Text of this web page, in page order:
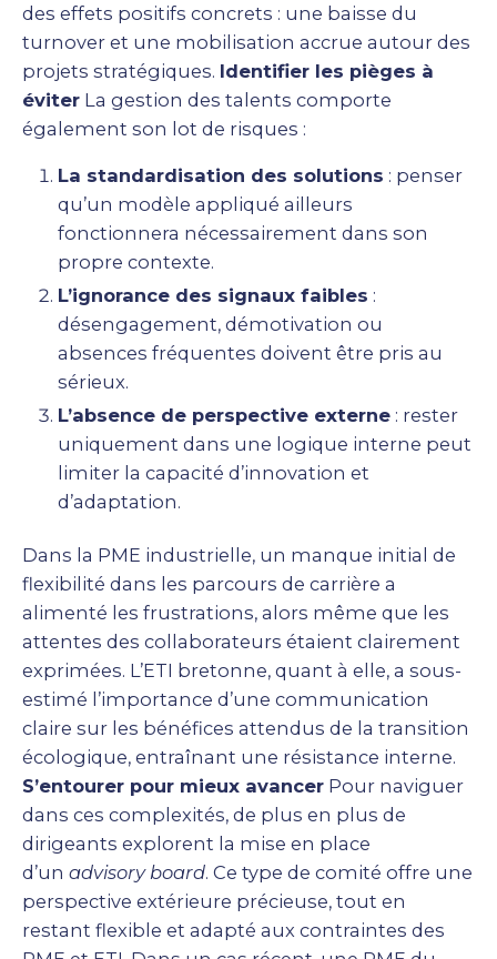
des effets positifs concrets : une baisse du
turnover et une mobilisation accrue autour des
projets stratégiques. Identifier les pièges à
éviter La gestion des talents comporte
également son lot de risques :
La standardisation des solutions : penser
qu’un modèle appliqué ailleurs
fonctionnera nécessairement dans son
propre contexte.
L’ignorance des signaux faibles :
désengagement, démotivation ou
absences fréquentes doivent être pris au
sérieux.
L’absence de perspective externe : rester
uniquement dans une logique interne peut
limiter la capacité d’innovation et
d’adaptation.
Dans la PME industrielle, un manque initial de
flexibilité dans les parcours de carrière a
alimenté les frustrations, alors même que les
attentes des collaborateurs étaient clairement
exprimées. L’ETI bretonne, quant à elle, a sous-
estimé l’importance d’une communication
claire sur les bénéfices attendus de la transition
écologique, entraînant une résistance interne.
S’entourer pour mieux avancer Pour naviguer
dans ces complexités, de plus en plus de
dirigeants explorent la mise en place
d’un advisory board. Ce type de comité offre une
perspective extérieure précieuse, tout en
restant flexible et adapté aux contraintes des